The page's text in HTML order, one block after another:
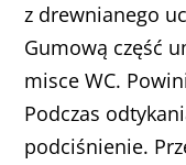
z drewnianego
Gumową część
misce WC.
Podczas
podciśnienie.